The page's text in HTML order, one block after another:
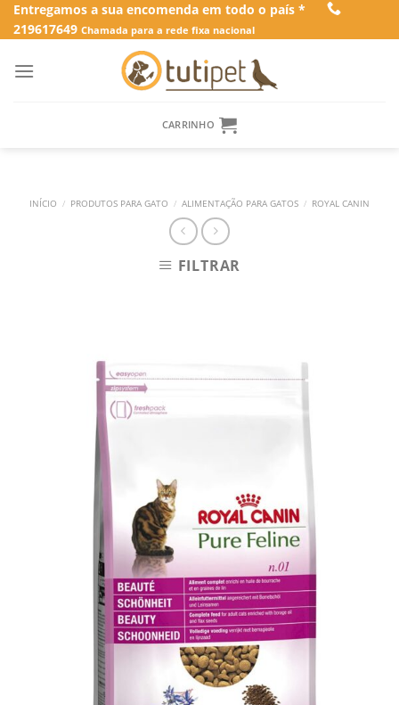
SkipEntregamos a sua encomenda em todo o país *
219617649 Chamada para a rede fixa nacional
CARRINHO
INÍCIO / PRODUTOS PARA GATO / ALIMENTAÇÃO PARA GATOS / ROYAL CANIN
FILTRAR